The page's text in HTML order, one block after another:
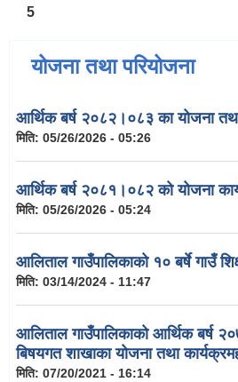
5
योजना तथा परियोजना
आर्थिक बर्ष २०८२।०८३ का योजना
मिति: 05/26/2026 - 05:26
आर्थिक बर्ष २०८१।०८२ को योजना
मिति: 05/26/2026 - 05:24
आलिताल गाउँपालिकाको १० बर्षे गाउँ
मिति: 03/14/2024 - 11:47
आलिताल गाउँपालिकाको आर्थिक बर्ष
बिषयगत शाखाका योजना तथा
मिति: 07/20/2021 - 16:14